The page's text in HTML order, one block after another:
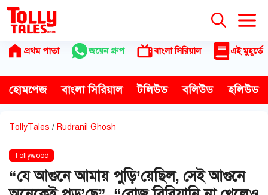
Skip
content
প্রথম পাতা জয়েন গ্রুপ বাংলা সিরিয়াল এই মুহূর্তে
হোমপেজ বাংলা সিরিয়াল টলিউড বলিউড হলিউড
TollyTales / Rudranil Ghosh
Tollywood
“যে আগুনে আমায় পুড়ি’য়েছিল, সেই আগুনে